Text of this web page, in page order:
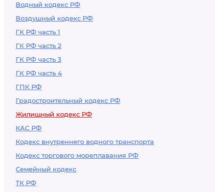
Водный кодекс РФ
Воздушный кодекс РФ
ГК РФ часть 1
ГК РФ часть 2
ГК РФ часть 3
ГК РФ часть 4
ГПК РФ
Градостроительный кодекс РФ
Жилищный кодекс РФ
КАС РФ
Кодекс внутреннего водного транспорта
Кодекс торгового мореплавания РФ
Семейный кодекс
ТК РФ